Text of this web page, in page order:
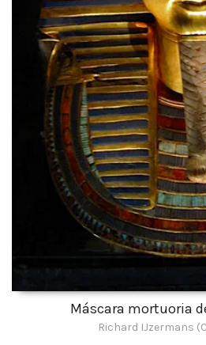
Máscara mortuoria
Richard IJzermans